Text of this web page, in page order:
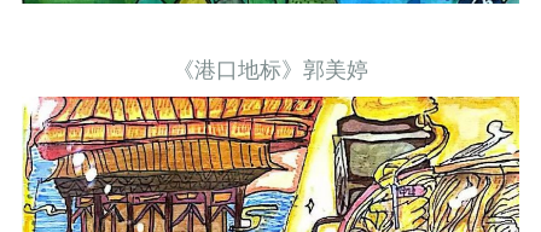
《港口地标》郭美婷